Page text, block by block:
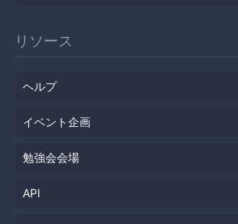
リソース
ヘルプ
イベント企画
勉強会会場
API